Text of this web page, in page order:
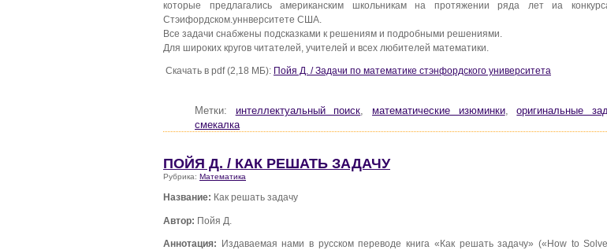
которые предлагались американским школьникам на протяжении ряда лет иа
Стэифордском.уннверситете США.
Все задачи снабжены подсказками к решениям и подробными решениями.
Для широких кругов читателей, учителей и всех любителей математики.
Скачать в pdf (2,18 МБ): Пойя Д. / Задачи по математике стэнфордского университета
Метки: интеллектуальный поиск,математические изюминки,оригинальные
смекалка
ПОЙЯ Д. / КАК РЕШАТЬ ЗАДАЧУ
Рубрика: Математика
Название: Как решать задачу
Автор: Пойя Д.
Аннотация: Издаваемая нами в русском переводе книга «Как решать задачу» («How to